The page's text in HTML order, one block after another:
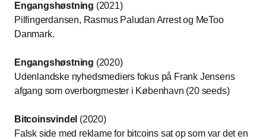
Engangshøstning (2021)
Pilfingerdansen, Rasmus Paludan Arrest og MeToo
Danmark.
Engangshøstning (2020)
Udenlandske nyhedsmediers fokus på Frank Jensens
afgang som overborgmester i København (20 seeds)
Bitcoinsvindel (2020)
Falsk side med reklame for bitcoins sat op som var det en